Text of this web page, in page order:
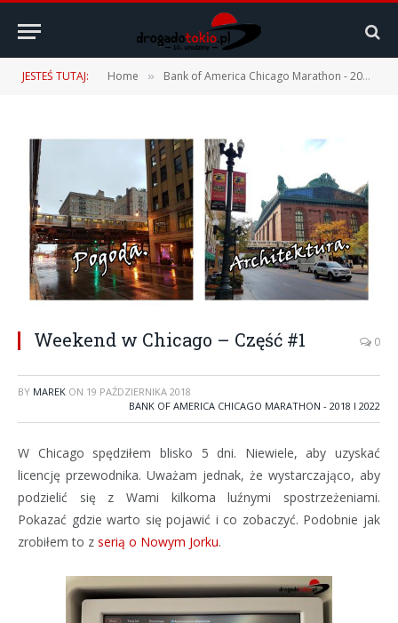
JESTEŚ TUTAJ: Home » Bank of America Chicago Marathon - 2018 i 2022
Weekend w Chicago – Część #1 0
BY MAREK ON 19 PAŹDZIERNIKA 2018
BANK OF AMERICA CHICAGO MARATHON - 2018 I 2022
W Chicago spędziłem blisko 5 dni. Niewiele, aby uzyskać
licencję przewodnika. Uważam jednak, że wystarczająco, aby
podzielić się z Wami kilkoma luźnymi spostrzeżeniami.
Pokazać gdzie warto się pojawić i co zobaczyć. Podobnie jak
zrobiłem to z serią o Nowym Jorku.